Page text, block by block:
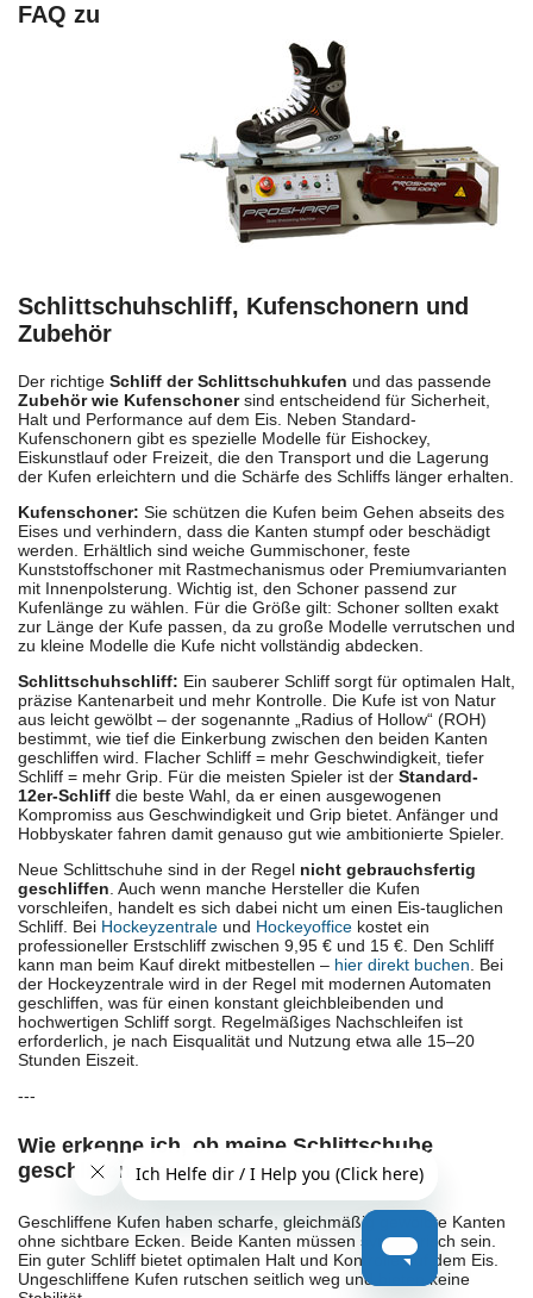
FAQ zu
Schlittschuhschliff, Kufenschonern und
Zubehör
Der richtige Schliff der Schlittschuhkufen und das passende
Zubehör wie Kufenschonersind entscheidend für Sicherheit,
Halt und Performance auf dem Eis. Neben Standard-
Kufenschonern gibt es spezielle Modelle für Eishockey,
Eiskunstlauf oder Freizeit, die den Transport und die Lagerung
der Kufen erleichtern und die Schärfe des Schliffs länger erhalten.
Kufenschoner: Sie schützen die Kufen beim Gehen abseits des
Eises und verhindern, dass die Kanten stumpf oder beschädigt
werden. Erhältlich sind weiche Gummischoner, feste
Kunststoffschoner mit Rastmechanismus oder Premiumvarianten
mit Innenpolsterung. Wichtig ist, den Schoner passend zur
Kufenlänge zu wählen. Für die Größe gilt: Schoner sollten exakt
zur Länge der Kufe passen, da zu große Modelle verrutschen und
zu kleine Modelle die Kufe nicht vollständig abdecken.
Schlittschuhschliff: Ein sauberer Schliff sorgt für optimalen Halt,
präzise Kantenarbeit und mehr Kontrolle. Die Kufe ist von Natur
aus leicht gewölbt – der sogenannte „Radius of Hollow“ (ROH)
bestimmt, wie tief die Einkerbung zwischen den beiden Kanten
geschliffen wird. Flacher Schliff = mehr Geschwindigkeit, tiefer
Schliff = mehr Grip. Für die meisten Spieler ist der Standard-
12er-Schliff die beste Wahl, da er einen ausgewogenen
Kompromiss aus Geschwindigkeit und Grip bietet. Anfänger und
Hobbyskater fahren damit genauso gut wie ambitionierte Spieler.
Neue Schlittschuhe sind in der Regel nicht gebrauchsfertig
geschliffen . Auch wenn manche Hersteller die Kufen
vorschleifen, handelt es sich dabei nicht um einen Eis-tauglichen
Schliff. Bei Hockeyzentrale und Hockeyoffice kostet ein
professioneller Erstschliff zwischen 9,95 € und 15 €. Den Schliff
kann man beim Kauf direkt mitbestellen – hier direkt buchen . Bei
der Hockeyzentrale wird in der Regel mit modernen Automaten
geschliffen, was für einen konstant gleichbleibenden und
hochwertigen Schliff sorgt. Regelmäßiges Nachschleifen ist
erforderlich, je nach Eisqualität und Nutzung etwa alle 15–20
Stunden Eiszeit.
---
Wie erkenne ich, ob meine Schlittschuhe
geschliffen sind?
Geschliffene Kufen haben scharfe, gleichmäßig gewölbte Kanten
ohne sichtbare Ecken. Beide Kanten müssen symmetrisch sein.
Ein guter Schliff bietet optimalen Halt und Kontrolle auf dem Eis.
Ungeschliffene Kufen rutschen seitlich weg und bieten keine